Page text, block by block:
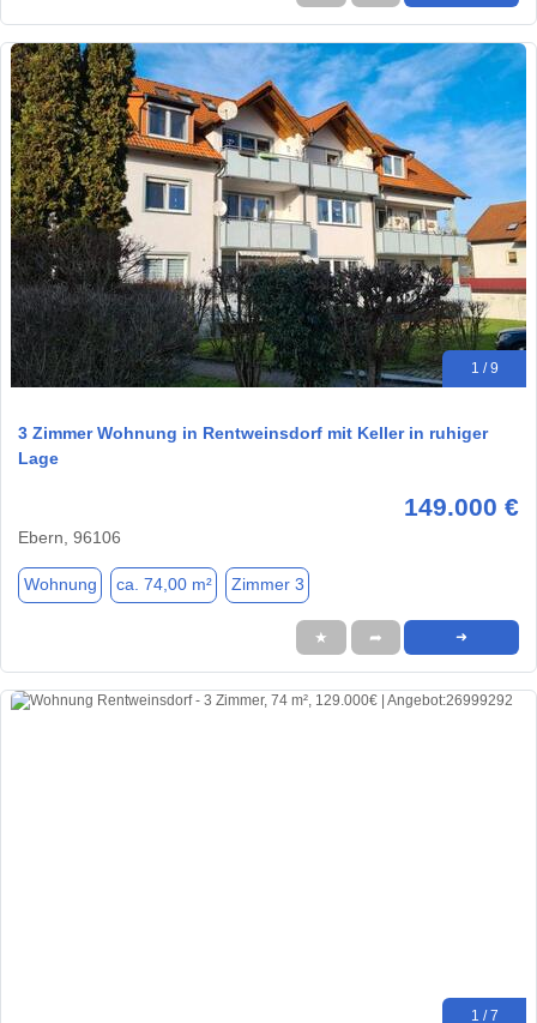
1 / 9
3 Zimmer Wohnung in Rentweinsdorf mit Keller in ruhiger
Lage
149.000 €
Ebern, 96106
Wohnung ca. 74,00 m² Zimmer 3
★ ➦ ➜
1 / 7